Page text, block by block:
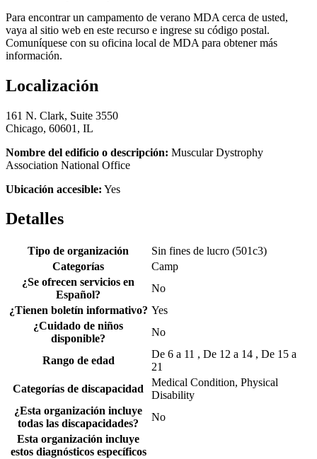
Para encontrar un campamento de verano MDA cerca de usted,
vaya al sitio web en este recurso e ingrese su código postal.
Comuníquese con su oficina local de MDA para obtener más
información.
Localización
161 N. Clark, Suite 3550
Chicago, 60601, IL
Nombre del edificio o descripción: Muscular Dystrophy
Association National Office
Ubicación accesible: Yes
Detalles
Tipo de organización
Sin fines de lucro (501c3)
Categorías
Camp
¿Se ofrecen servicios en
Español?
No
¿Tienen boletín informativo? Yes
¿Cuidado de niños
disponible?
No
Rango de edad
De 6 a 11 , De 12 a 14 , De 15 a
21
Categorías de discapacidad
Medical Condition, Physical
Disability
¿Esta organización incluye
todas las discapacidades?
No
Esta organización incluye
estos diagnósticos específicos